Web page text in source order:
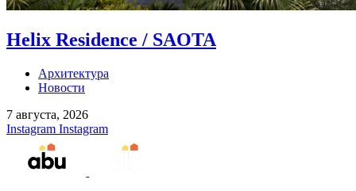
Helix Residence / SAOTA
Архитектура
Новости
7 августа, 2026
Instagram Instagram